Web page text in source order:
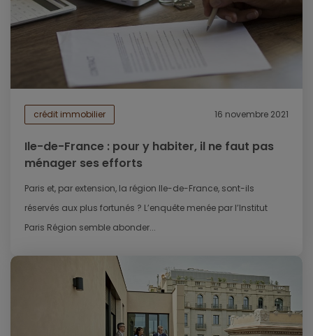
crédit immobilier 16 novembre 2021
Ile-de-France : pour y habiter, il ne faut pas
ménager ses efforts
Paris et, par extension, la région Ile-de-France, sont-ils
réservés aux plus fortunés ? L’enquête menée par l’Institut
Paris Région semble abonder...